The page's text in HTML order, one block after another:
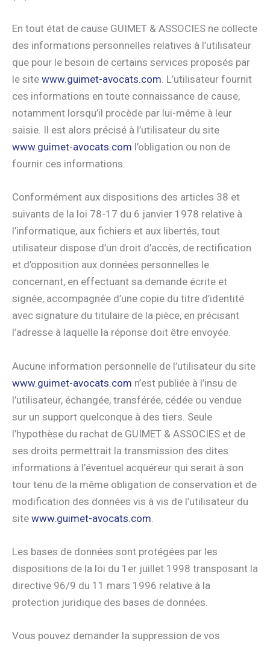
En tout état de cause GUIMET & ASSOCIES ne collecte
des informations personnelles relatives à l’utilisateur
que pour le besoin de certains services proposés par
le site www.guimet-avocats.com. L’utilisateur fournit
ces informations en toute connaissance de cause,
notamment lorsqu’il procède par lui-même à leur
saisie. Il est alors précisé à l’utilisateur du site
www.guimet-avocats.com l’obligation ou non de
fournir ces informations.
Conformément aux dispositions des articles 38 et
suivants de la loi 78-17 du 6 janvier 1978 relative à
l’informatique, aux fichiers et aux libertés, tout
utilisateur dispose d’un droit d’accès, de rectification
et d’opposition aux données personnelles le
concernant, en effectuant sa demande écrite et
signée, accompagnée d’une copie du titre d’identité
avec signature du titulaire de la pièce, en précisant
l’adresse à laquelle la réponse doit être envoyée.
Aucune information personnelle de l’utilisateur du site
www.guimet-avocats.com n’est publiée à l’insu de
l’utilisateur, échangée, transférée, cédée ou vendue
sur un support quelconque à des tiers. Seule
l’hypothèse du rachat de GUIMET & ASSOCIES et de
ses droits permettrait la transmission des dites
informations à l’éventuel acquéreur qui serait à son
tour tenu de la même obligation de conservation et de
modification des données vis à vis de l’utilisateur du
site www.guimet-avocats.com
Les bases de données sont protégées par les
dispositions de la loi du 1er juillet 1998 transposant la
directive 96/9 du 11 mars 1996 relative à la
protection juridique des bases de données.
Vous pouvez demander la suppression de vos